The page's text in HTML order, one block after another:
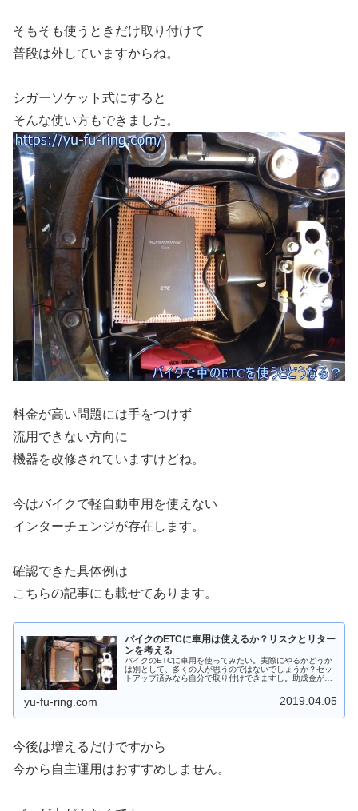
そもそも使うときだけ取り付けて
普段は外していますからね。
シガーソケット式にすると
そんな使い方もできました。
料金が高い問題には手をつけず
流用できない方向に
機器を改修されていますけどね。
今はバイクで軽自動車用を使えない
インターチェンジが存在します。
確認できた具体例は
こちらの記事にも載せてあります。
バイクのETCに車用は使えるか？リスクとリター
ンを考える
バイクのETCに車用を使ってみたい。実際にやるかどうか
は別として、多くの人が思うのではないでしょうか？セッ
トアップ済みなら自分で取り付けできますし。助成金が出
yu-fu-ring.com 2019.04.05
今後は増えるだけですから
今から自主運用はおすすめしません。